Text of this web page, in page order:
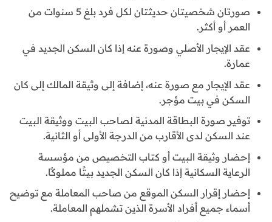
صورتان شخصيتان حديثتان لكل فرد بلغ 5 سنوات من
العمر أو أكثر.
عقد الإيجار الأصلي وصورة عنه إذا كان السكن الجديد في
عمارة.
عقد الإيجار مع صورة عنه، إضافة إلى وثيقة المالك إلى كان
السكن في بيت مؤجر.
توفير صورة البطاقة المدنية لصاحب البيت ووثيقة البيت
عند السكن لدى الأقارب من الدرجة الأولى أو الثانية.
إحضار وثيقة البيت أو كتاب التخصيص من مؤسسة
الرعاية السكانية إذا كان السكن الجديد بيتًا مملوكًا.
إحضار إقرار السكن الموقع من صاحب المعاملة مع توضيح
أسماء جميع أفراد الأسرة الذين تشملهم المعاملة.